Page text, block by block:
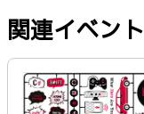
関連イベント